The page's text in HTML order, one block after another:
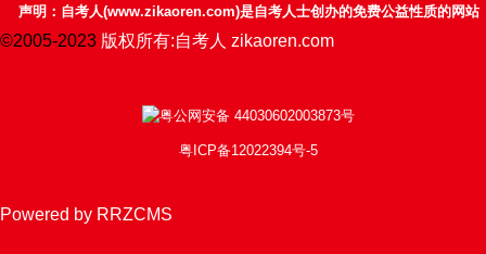
声明：自考人(www.zikaoren.com)是自考人士创办的免费公益性质的网站
©2005-2023 版权所有:自考人 zikaoren.com
粤公网安备 44030602003873号
粤ICP备12022394号-5
Powered by RRZCMS